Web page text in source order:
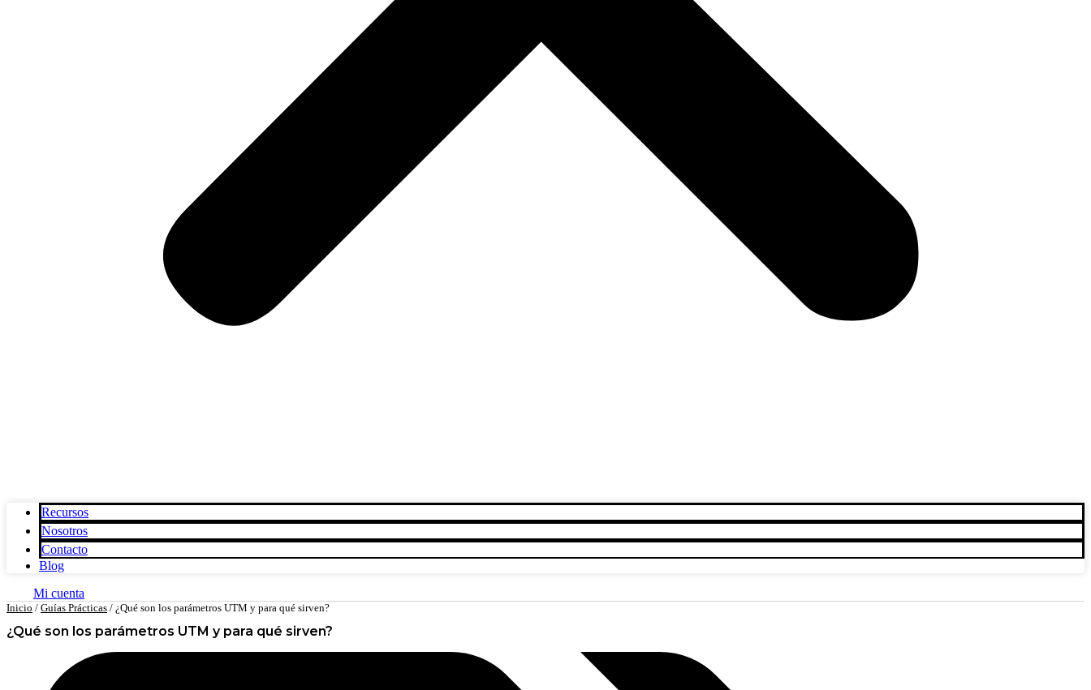
Recursos
Nosotros
Contacto
Blog
Mi cuenta
Inicio / Guías Prácticas / ¿Qué son los parámetros UTM y para qué sirven?
¿Qué son los parámetros UTM y para qué sirven?